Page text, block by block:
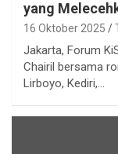
yang
16 Oktober 2025
Jakarta, Forum
Chairil bersama
Lirboyo, Kediri,…